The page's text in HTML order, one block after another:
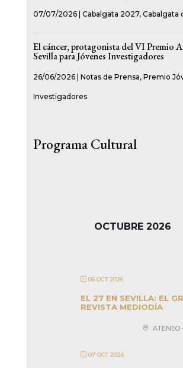
07/07/2026| Cabalgata 2027, Cabalgata
El cáncer, protagonista del VI Premio
Sevilla para Jóvenes Investigadores
26/06/2026| Notas de Prensa, Premio
Investigadores
Programa Cultural
OCTUBRE 2026
06 OCT 2026
EL 27 EN SEVILLA: EL
REVISTA MEDIODÍA
ATENEO
07 OCT 2026